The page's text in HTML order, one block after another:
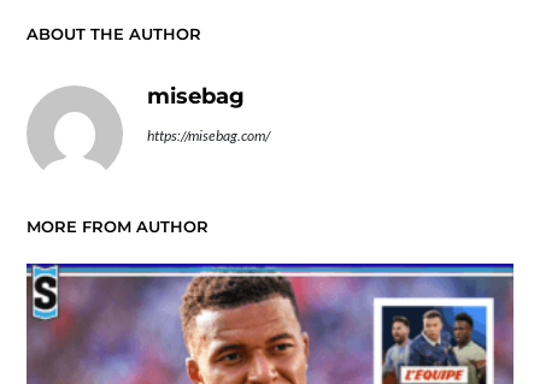
ABOUT THE AUTHOR
misebag
https://misebag.com/
MORE FROM AUTHOR